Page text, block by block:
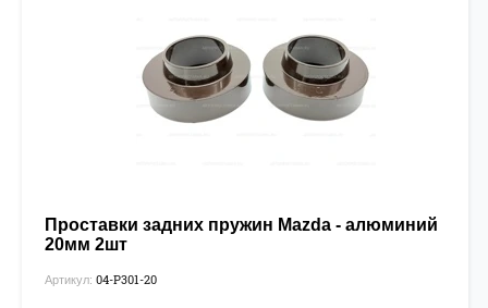
Проставки задних пружин Mazda - алюминий
20мм 2шт
Артикул: 04-P301-20